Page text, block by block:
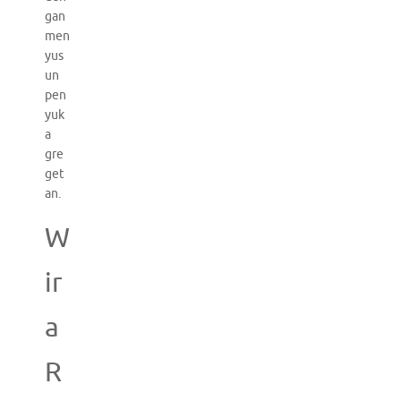
gan
men
yus
un
pen
yuk
a
gre
get
an.
W
ir
a
R